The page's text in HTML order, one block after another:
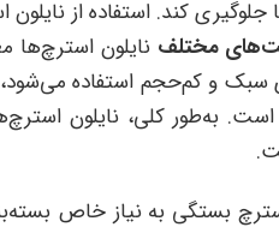
جلوگیری کند. استفاده از
مختلف نایلون
سبک و کم‌حجم استفاده
است. به‌طور کلی، نایلون
.
بستگی به نیاز خاص